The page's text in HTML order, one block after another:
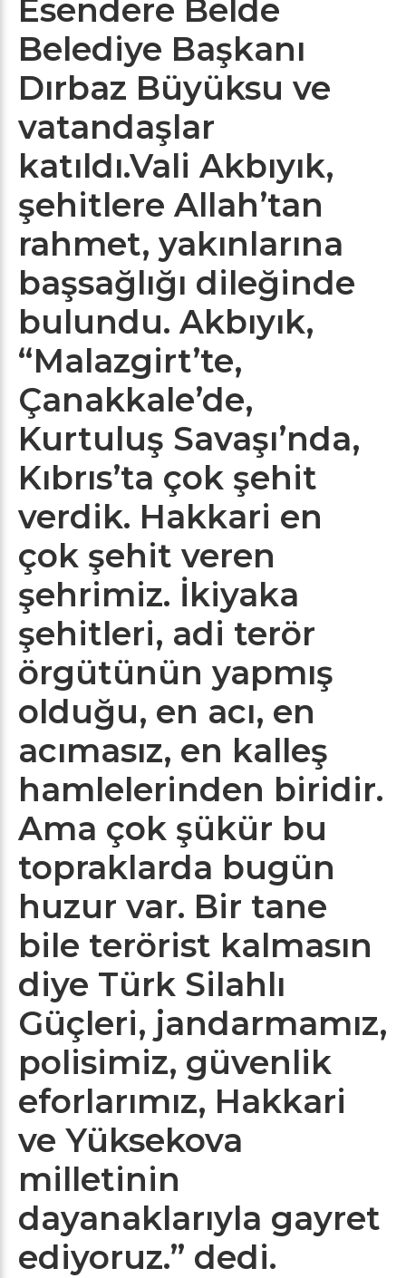
Esendere Belde
Belediye Başkanı
Dırbaz Büyüksu ve
vatandaşlar
katıldı.Vali Akbıyık,
şehitlere Allah’tan
rahmet, yakınlarına
başsağlığı dileğinde
bulundu. Akbıyık,
“Malazgirt’te,
Çanakkale’de,
Kurtuluş Savaşı’nda,
Kıbrıs’ta çok şehit
verdik. Hakkari en
çok şehit veren
şehrimiz. İkiyaka
şehitleri, adi terör
örgütünün yapmış
olduğu, en acı, en
acımasız, en kalleş
hamlelerinden biridir.
Ama çok şükür bu
topraklarda bugün
huzur var. Bir tane
bile terörist kalmasın
diye Türk Silahlı
Güçleri, jandarmamız,
polisimiz, güvenlik
eforlarımız, Hakkari
ve Yüksekova
milletinin
dayanaklarıyla gayret
ediyoruz.” dedi.